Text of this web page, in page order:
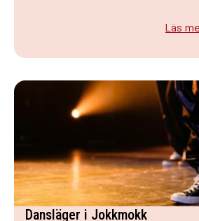
Läs
Dansläger i Jokkmokk